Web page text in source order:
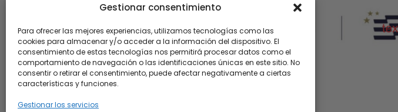
Gestionar consentimiento
Para ofrecer las mejores experiencias, utilizamos tecnologías como las
cookies para almacenar y/o acceder a la información del dispositivo. El
consentimiento de estas tecnologías nos permitirá procesar datos como el
comportamiento de navegación o las identificaciones únicas en este sitio. No
consentir o retirar el consentimiento, puede afectar negativamente a ciertas
características y funciones.
Gestionar los servicios